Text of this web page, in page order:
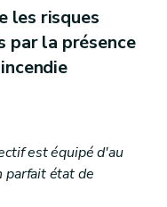
les risques
par la présence
est équipé d'au
parfait état de